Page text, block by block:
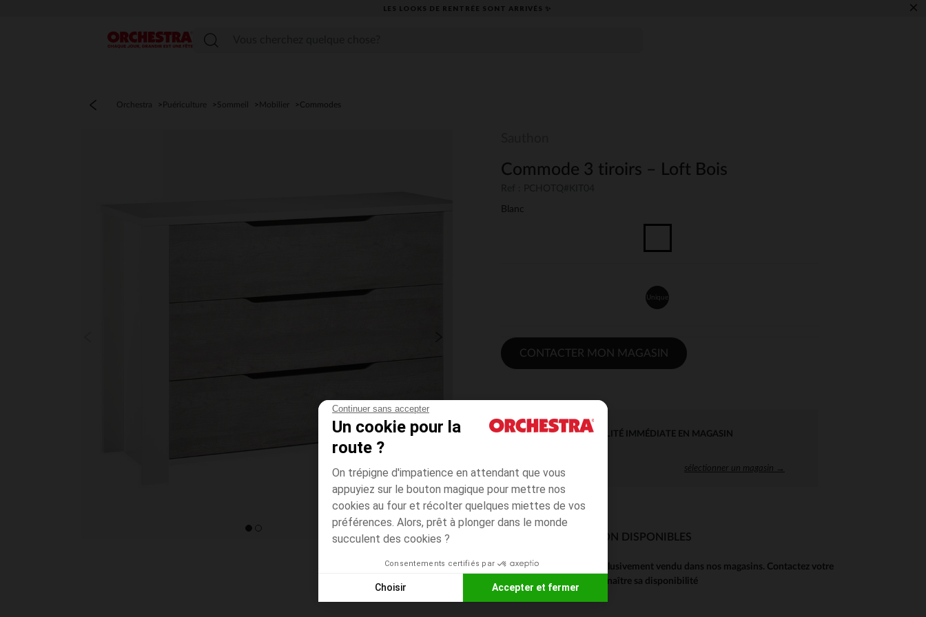
Continuer sans accepter
Un cookie pour la
route ?
On trépigne d'impatience en attendant que vous
appuyiez sur le bouton magique pour mettre nos
cookies au four et récolter quelques miettes de vos
préférences. Alors, prêt à plonger dans le monde
succulent des cookies ?
Consentements certifiés par
Choisir Accepter et fermer
LES LOOKS DE RENTRÉE SONT ARRIVÉS ✨ ×
Menu
Orchestra Puériculture Sommeil Mobilier Commodes
Commode 3 tiroirs – Loft Bois
Blanc
Unique
CONTACTER MON MAGASIN
DISPONIBILITÉ IMMÉDIATE EN MAGASIN
sélectionner un magasin →
MODES DE LIVRAISON DISPONIBLES
Ce produit est exclusivement vendu dans nos magasins. Contactez votre
magasin pour connaître sa disponibilité